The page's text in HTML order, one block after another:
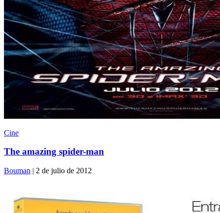
Cine
The amazing spider-man
Bouman | 2 de julio de 2012